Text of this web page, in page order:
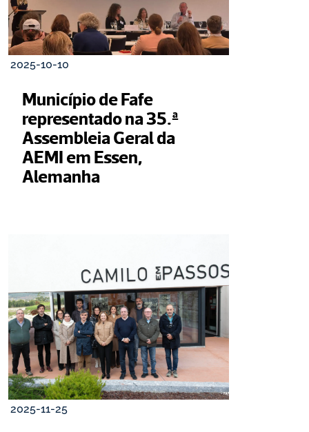
2025-10-10
Município de Fafe
representado na 35.ª
Assembleia Geral da
AEMI em Essen,
Alemanha
2025-11-25